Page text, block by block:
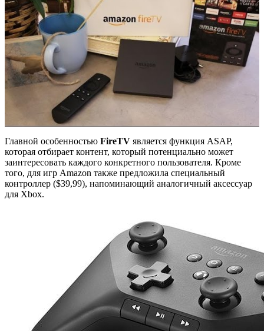
Главной особенностью FireTV является функция ASAP,
которая отбирает контент, который потенциально может
заинтересовать каждого конкретного пользователя. Кроме
того, для игр Amazon также предложила специальный
контроллер ($39,99), напоминающий аналогичный аксессуар
для Xbox.